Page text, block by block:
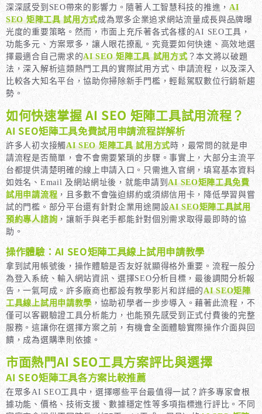
深深感受到SEO帶來的影響力。隨著人工智慧科技的推進， AI
SEO 矩陣工具 試用方式成為眾多企業追求網站流量成長與品牌曝
光度的重要策略。然而，市面上充斥著各式各樣的AI SEO工具，
功能多元、方案眾多，讓人眼花撩亂。究竟要如何快速、高效地選
擇最適合自己需求的AI SEO 矩陣工具 試用方式？本文將以破題
法，深入解析這類熱門工具的實際試用方式、申請流程，以及深入
比較各大知名平台，協助你掃除新手門檻，輕鬆駕馭數位行銷新趨
勢。
如何快速掌握 AI SEO 矩陣工具試用流程？
AI SEO矩陣工具免費試用申請流程詳解析
許多人初次接觸AI SEO 矩陣工具 試用方式時，最常問的就是申
請流程是否簡單，會不會需要繁瑣的步驟。事實上，大部分主流平
台都提供清楚明確的線上申請入口。只需進入官網，填寫基本資料
如姓名、Email 及網站網址後，就能申請到AI SEO矩陣工具免費
試用申請流程 ，且多數不會強迫綁約或須綁信用卡，降低學習與嘗
試的門檻。部分平台還有針對企業用途開設AI SEO矩陣工具試用
預約專人諮詢 ，讓新手與老手都能針對個別需求取得最即時的協
助。
操作體驗：AI SEO矩陣工具線上試用申請教學
拿到試用帳號後，操作體驗是否友好就顯得格外重要。流程一般分
為登入系統、輸入網站資訊、選擇SEO分析目標，最後調閱分析報
告，一氣呵成。許多廠商也都設有教學影片和詳細的AI SEO矩陣
工具線上試用申請教學 ，協助初學者一步步導入。藉著此流程，不
僅可以客觀驗證工具分析能力，也能預先感受到正式付費後的完整
服務。這讓你在選擇方案之前，有機會全面體驗實際操作介面與回
饋，成為選購準則依據。
市面熱門AI SEO工具方案評比與選擇
AI SEO矩陣工具各方案比較推薦
在眾多AI SEO工具中，選擇哪些平台最值得一試？許多專家會根
據功能、價格、技術支援、數據穩定性等多項指標進行評比。不同